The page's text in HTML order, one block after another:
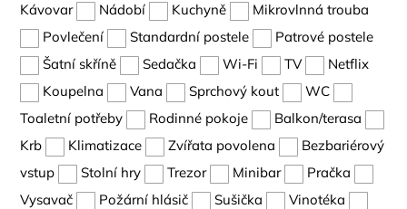
Kávovar
Nádobí Kuchyně
Mikrovlnná trouba
Povlečení
Standardní postele
Patrové postele
Šatní skříně
Sedačka Wi-Fi TV
Netflix
Koupelna
Vana Sprchový kout
WC
Toaletní potřeby
Rodinné pokoje
Balkon/terasa
Krb
Klimatizace Zvířata povolena
Bezbariérový
vstup
Stolní hry Trezor Minibar
Pračka
Vysavač
Požární hlásič Sušička
Vinotéka